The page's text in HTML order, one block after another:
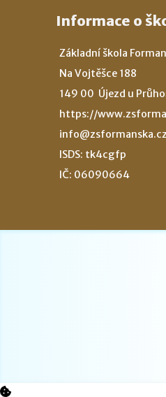
Informace o
Základní škola
Na Vojtěšce 188
149 00 Újezd u
https://
info@zsformanska.cz
ISDS: tk4cgfp
IČ: 06090664